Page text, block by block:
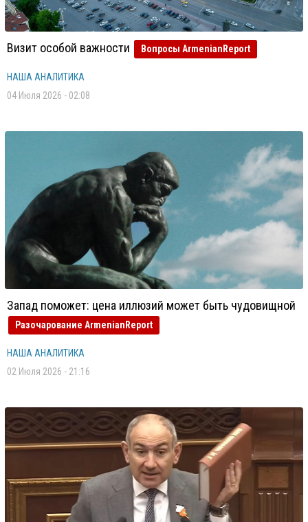
Визит особой важности Вопросы ArmenianReport
НАША АНАЛИТИКА
04 Июля 2026 - 02:08
Запад поможет: цена иллюзий может быть чудовищной
Разочарование ArmenianReport
НАША АНАЛИТИКА
02 Июля 2026 - 21:16